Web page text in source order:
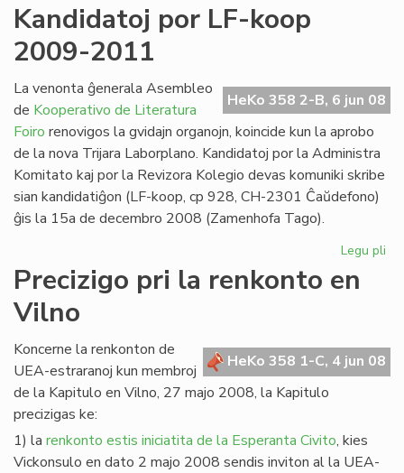
Kandidatoj por LF-koop
2009-2011
HeKo 358 2-B, 6 jun 08
La venonta ĝenerala Asembleo
de Kooperativo de Literatura
Foiro renovigos la gvidajn organojn, koincide kun la aprobo
de la nova Trijara Laborplano. Kandidatoj por la Administra
Komitato kaj por la Revizora Kolegio devas komuniki skribe
sian kandidatiĝon (LF-koop, cp 928, CH-2301 Ĉaŭdefono)
ĝis la 15a de decembro 2008 (Zamenhofa Tago).
Legu pli
Precizigo pri la renkonto en
Vilno
HeKo 358 1-C, 4 jun 08
Koncerne la renkonton de
UEA-estraranoj kun membroj
de la Kapitulo en Vilno, 27 majo 2008, la Kapitulo
precizigas ke:
1) la renkonto estis iniciatita de la Esperanta Civito, kies
Vickonsulo en dato 2 majo 2008 sendis inviton al la UEA-